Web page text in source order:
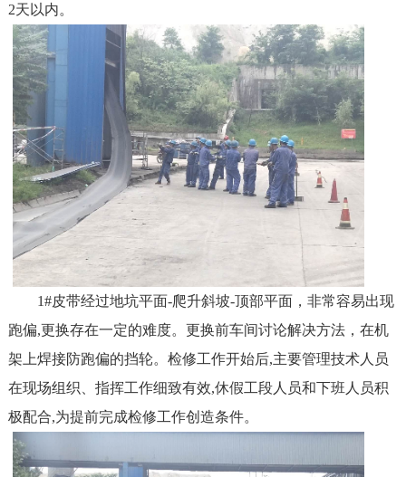
2天以内。
1#皮带经过地坑平面-爬升斜坡-顶部平面，非常容易出现
跑偏,更换存在一定的难度。更换前车间讨论解决方法，在机
架上焊接防跑偏的挡轮。检修工作开始后,主要管理技术人员
在现场组织、指挥工作细致有效,休假工段人员和下班人员积
极配合,为提前完成检修工作创造条件。